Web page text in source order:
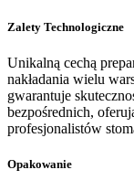
Zalety Technologiczne
Unikalną cechą
nakładania wielu
gwarantuje
bezpośrednich,
profesjonalistów
Opakowanie